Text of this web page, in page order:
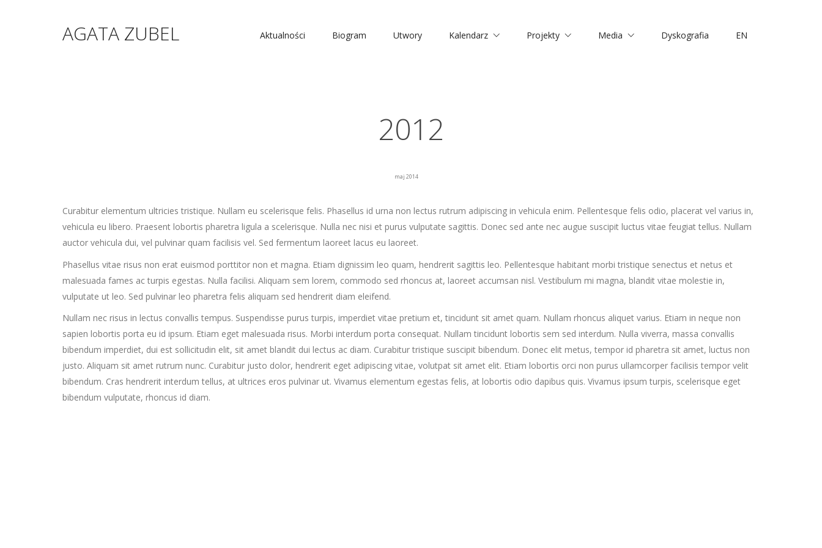
AGATA ZUBEL Aktualności Biogram Utwory Kalendarz Projekty Media Dyskografia EN
2012
maj 2014
Curabitur elementum ultricies tristique. Nullam eu scelerisque felis. Phasellus id urna non lectus rutrum adipiscing in vehicula enim. Pellentesque felis odio, placerat vel varius in,
vehicula eu libero. Praesent lobortis pharetra ligula a scelerisque. Nulla nec nisi et purus vulputate sagittis. Donec sed ante nec augue suscipit luctus vitae feugiat tellus. Nullam
auctor vehicula dui, vel pulvinar quam facilisis vel. Sed fermentum laoreet lacus eu laoreet.
Phasellus vitae risus non erat euismod porttitor non et magna. Etiam dignissim leo quam, hendrerit sagittis leo. Pellentesque habitant morbi tristique senectus et netus et
malesuada fames ac turpis egestas. Nulla facilisi. Aliquam sem lorem, commodo sed rhoncus at, laoreet accumsan nisl. Vestibulum mi magna, blandit vitae molestie in,
vulputate ut leo. Sed pulvinar leo pharetra felis aliquam sed hendrerit diam eleifend.
Nullam nec risus in lectus convallis tempus. Suspendisse purus turpis, imperdiet vitae pretium et, tincidunt sit amet quam. Nullam rhoncus aliquet varius. Etiam in neque non
sapien lobortis porta eu id ipsum. Etiam eget malesuada risus. Morbi interdum porta consequat. Nullam tincidunt lobortis sem sed interdum. Nulla viverra, massa convallis
bibendum imperdiet, dui est sollicitudin elit, sit amet blandit dui lectus ac diam. Curabitur tristique suscipit bibendum. Donec elit metus, tempor id pharetra sit amet, luctus non
justo. Aliquam sit amet rutrum nunc. Curabitur justo dolor, hendrerit eget adipiscing vitae, volutpat sit amet elit. Etiam lobortis orci non purus ullamcorper facilisis tempor velit
bibendum. Cras hendrerit interdum tellus, at ultrices eros pulvinar ut. Vivamus elementum egestas felis, at lobortis odio dapibus quis. Vivamus ipsum turpis, scelerisque eget
bibendum vulputate, rhoncus id diam.